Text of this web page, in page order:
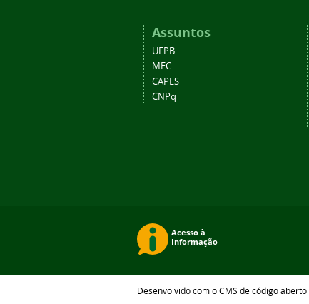
Assuntos
UFPB
MEC
CAPES
CNPq
Desenvolvido com o CMS de código aberto